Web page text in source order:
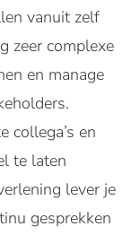
vanuit zelf
zeer complexe
en manage
collega’s en
te laten
lever je
gesprekken